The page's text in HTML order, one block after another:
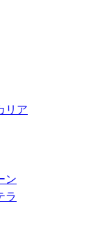
リア
ン
ラ